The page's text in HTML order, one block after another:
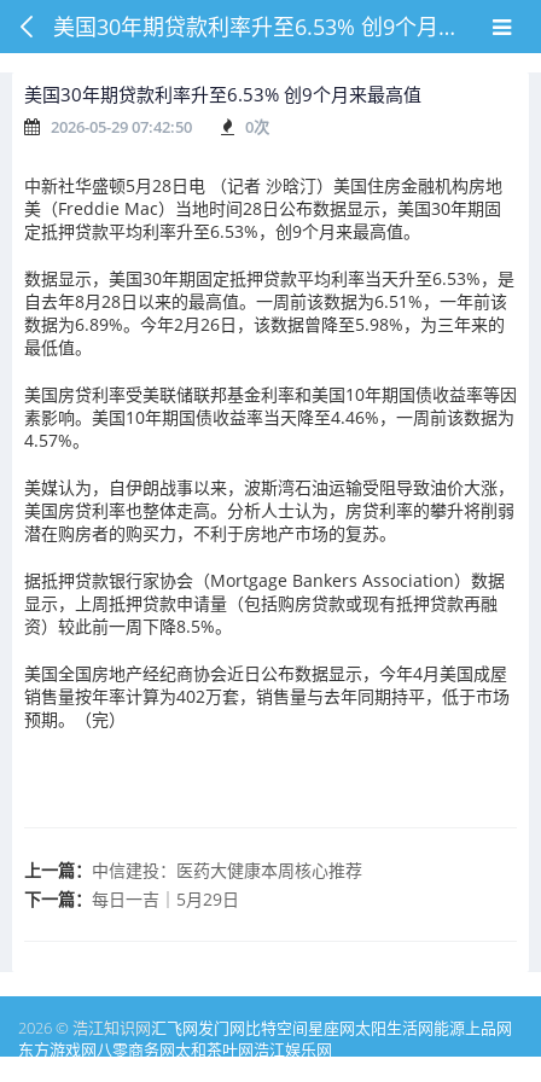
美国30年期贷款利率升至6.53% 创9个月来最高值
美国30年期贷款利率升至6.53% 创9个月来最高值
2026-05-29 07:42:50 0次
中新社华盛顿5月28日电 （记者 沙晗汀）美国住房金融机构房地
美（Freddie Mac）当地时间28日公布数据显示，美国30年期固
定抵押贷款平均利率升至6.53%，创9个月来最高值。
数据显示，美国30年期固定抵押贷款平均利率当天升至6.53%，是
自去年8月28日以来的最高值。一周前该数据为6.51%，一年前该
数据为6.89%。今年2月26日，该数据曾降至5.98%，为三年来的
最低值。
美国房贷利率受美联储联邦基金利率和美国10年期国债收益率等因
素影响。美国10年期国债收益率当天降至4.46%，一周前该数据为
4.57%。
美媒认为，自伊朗战事以来，波斯湾石油运输受阻导致油价大涨，
美国房贷利率也整体走高。分析人士认为，房贷利率的攀升将削弱
潜在购房者的购买力，不利于房地产市场的复苏。
据抵押贷款银行家协会（Mortgage Bankers Association）数据
显示，上周抵押贷款申请量（包括购房贷款或现有抵押贷款再融
资）较此前一周下降8.5%。
美国全国房地产经纪商协会近日公布数据显示，今年4月美国成屋
销售量按年率计算为402万套，销售量与去年同期持平，低于市场
预期。（完）
上一篇： 中信建投：医药大健康本周核心推荐
下一篇： 每日一吉｜5月29日
2026 © 浩江知识网汇飞网发门网比特空间星座网太阳生活网能源 上品网
东方游戏网八零商务网太和茶叶网浩江娱乐网